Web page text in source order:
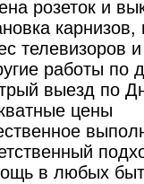
розеток и
телевизоров
работы по
выезд по
цены
в любых